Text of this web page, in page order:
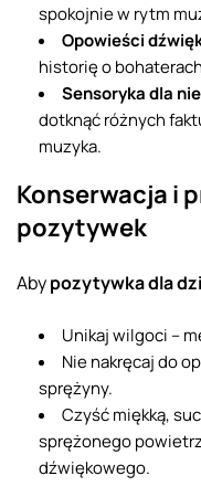
spokojnie w rytm
Opowieści
historię o
Sensoryka dla
dotknąć różnych
muzyka.
Konserwacja i
pozytywek
Abypozytywka dla
Unikaj wilgoci –
Nie nakręcaj do
sprężyny.
Czyść miękką,
sprężonego
dźwiękowego.